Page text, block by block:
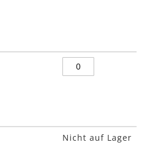
Nicht auf Lager